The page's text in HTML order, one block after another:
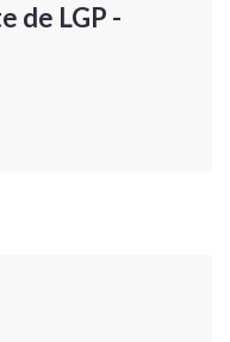
de LGP -